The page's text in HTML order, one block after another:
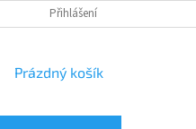
Přihlášení
NÁKUPNÍ
Prázdný košík